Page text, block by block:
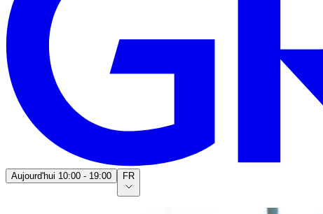
Aujourd'hui 10:00 - 19:00 FR